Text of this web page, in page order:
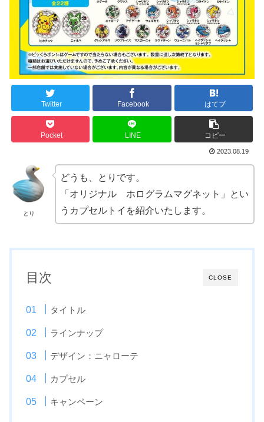
Twitter Facebook はてブ
Pocket LINE コピー
2023.08.19
とり
どうも、とりです。
「オリジナル ホログラムマグネット」とい
うカプセルトイを紹介いたします。
CLOSE
目次
タイトル
ラインナップ
デザイン：ニャローテ
カプセル
キャンペーン